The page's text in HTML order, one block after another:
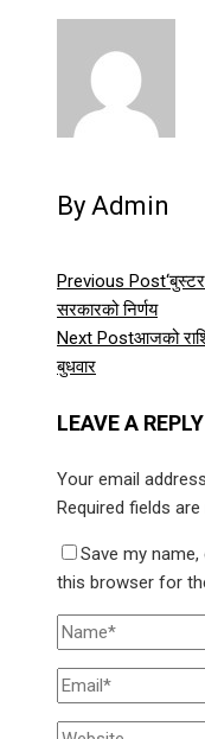
By Admin
Previous Post
सरकारको निर्णय
Next Postआजको
बुधवार
LEAVE A REPLY
Your email
Required fields are
Save my
this browser for